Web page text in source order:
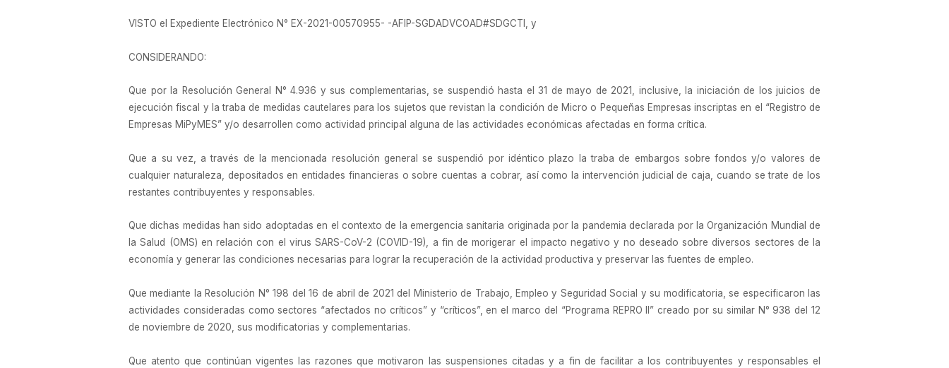
VISTO el Expediente Electrónico N° EX-2021-00570955- -AFIP-SGDADVCOAD#SDGCTI, y
CONSIDERANDO:
Que por la Resolución General N° 4.936 y sus complementarias, se suspendió hasta el 31 de mayo de 2021, inclusive, la iniciación de los juicios de
ejecución fiscal y la traba de medidas cautelares para los sujetos que revistan la condición de Micro o Pequeñas Empresas inscriptas en el “Registro de
Empresas MiPyMES” y/o desarrollen como actividad principal alguna de las actividades económicas afectadas en forma crítica.
Que a su vez, a través de la mencionada resolución general se suspendió por idéntico plazo la traba de embargos sobre fondos y/o valores de
cualquier naturaleza, depositados en entidades financieras o sobre cuentas a cobrar, así como la intervención judicial de caja, cuando se trate de los
restantes contribuyentes y responsables.
Que dichas medidas han sido adoptadas en el contexto de la emergencia sanitaria originada por la pandemia declarada por la Organización Mundial de
la Salud (OMS) en relación con el virus SARS-CoV-2 (COVID-19), a fin de morigerar el impacto negativo y no deseado sobre diversos sectores de la
economía y generar las condiciones necesarias para lograr la recuperación de la actividad productiva y preservar las fuentes de empleo.
Que mediante la Resolución N° 198 del 16 de abril de 2021 del Ministerio de Trabajo, Empleo y Seguridad Social y su modificatoria, se especificaron las
actividades consideradas como sectores “afectados no críticos” y “críticos”, en el marco del “Programa REPRO II” creado por su similar N° 938 del 12
de noviembre de 2020, sus modificatorias y complementarias.
Que atento que continúan vigentes las razones que motivaron las suspensiones citadas y a fin de facilitar a los contribuyentes y responsables el